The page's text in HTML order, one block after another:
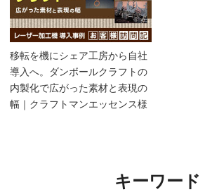
移転を機にシェア工房から自社
導入へ。ダンボールクラフトの
内製化で広がった素材と表現の
幅｜クラフトマンエッセンス様
キーワード